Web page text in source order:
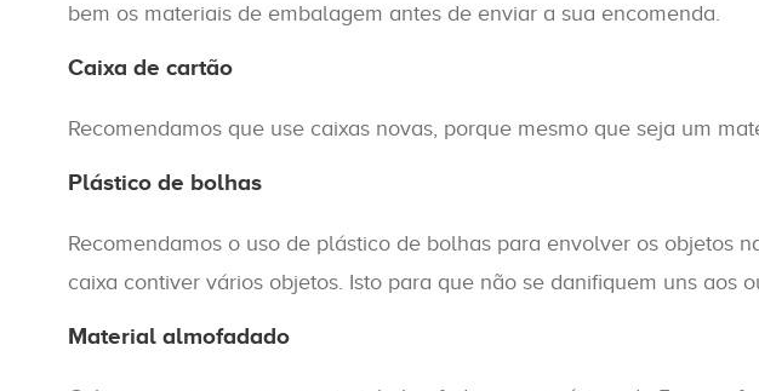
bem os materiais de embalagem antes de enviar a sua encomenda.
Caixa de cartão
Recomendamos que use caixas novas, porque mesmo que seja um
Plástico de bolhas
Recomendamos o uso de plástico de bolhas para envolver os objetos
caixa contiver vários objetos. Isto para que não se danifiquem uns aos
Material almofadado